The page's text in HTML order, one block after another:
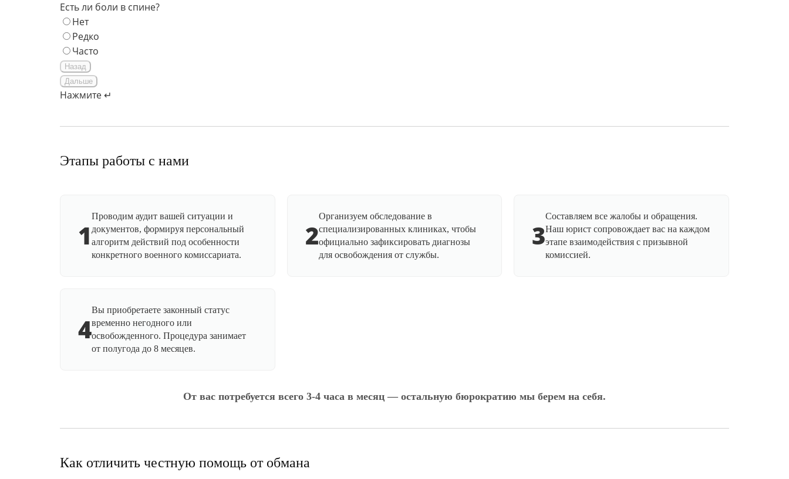
Есть ли боли в спине?
Нет
Редко
Часто
Назад
Дальше
Нажмите ↵
Этапы работы с нами
1
Проводим аудит вашей ситуации и
документов, формируя персональный
алгоритм действий под особенности
конкретного военного комиссариата.
2
Организуем обследование в
специализированных клиниках, чтобы
официально зафиксировать диагнозы
для освобождения от службы.
3
Составляем все жалобы и обращения.
Наш юрист сопровождает вас на каждом
этапе взаимодействия с призывной
комиссией.
4
Вы приобретаете законный статус
временно негодного или
освобожденного. Процедура занимает
от полугода до 8 месяцев.
От вас потребуется всего 3-4 часа в месяц — остальную бюрократию мы берем на себя.
Как отличить честную помощь от обмана